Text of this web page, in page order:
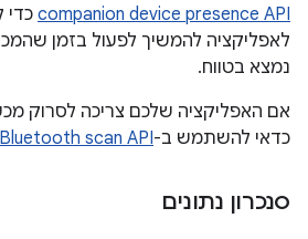
companion device presence API כדי
לאפליקציה להמשיך לפעול בזמן
נמצא בטווח.
כדאי להשתמש ב-Bluetooth scan API
סנכרון נתונים